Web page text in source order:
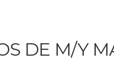
DE M/Y